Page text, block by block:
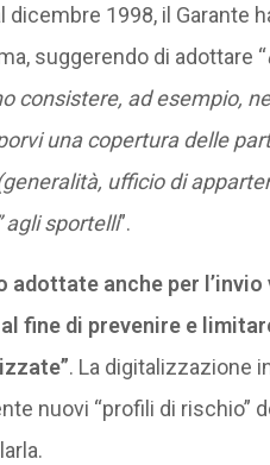
dicembre 1998, il Garante
suggerendo di adottare “
consistere, ad esempio,
una copertura delle
ufficio di
agli sportelli”.
adottate anche per
fine di prevenire e
. La digitalizzazione
nuovi “profili di rischio”